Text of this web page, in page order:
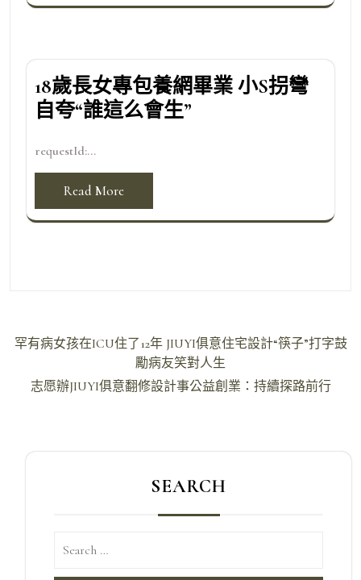
18歲長女專包養網畢業 小S拐彎
自夸“誰這么會生”
requestId:...
Read More
文
罕有病女孩在ICU住了12年 JIUYI俱意住宅設計“筷子”打字鼓
勵病友笑對人生
志愿辦JIUYI俱意翻修設計事公益創業：持續探路前行
SEARCH